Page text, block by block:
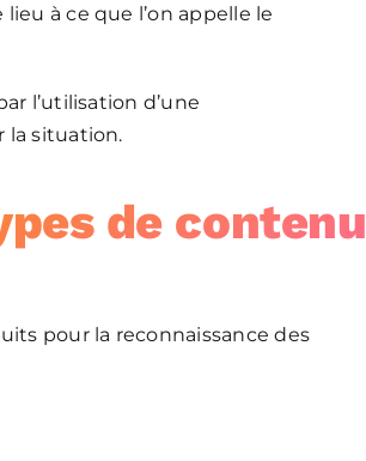
à ce que l’on appelle le
l’utilisation d’une
la situation.
de contenu
pour la reconnaissance des